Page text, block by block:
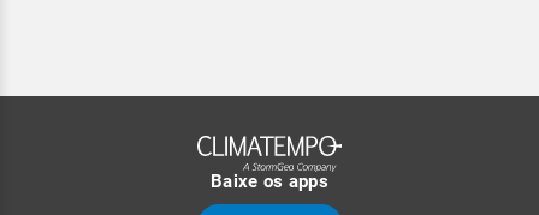
Baixe os apps